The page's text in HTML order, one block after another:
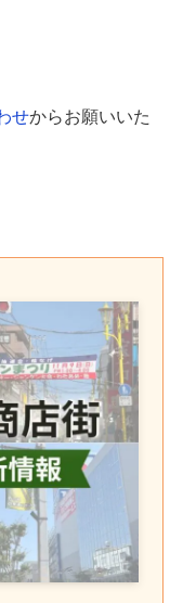
せからお願いいた